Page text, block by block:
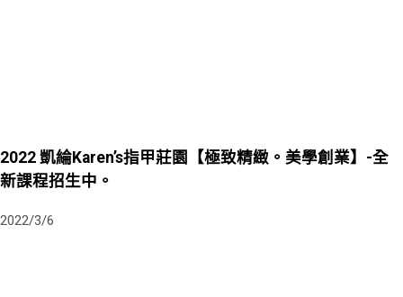
2022 凱綸Karen’s指甲莊園【極致精緻。美學創業】-全
新課程招生中。
2022/3/6